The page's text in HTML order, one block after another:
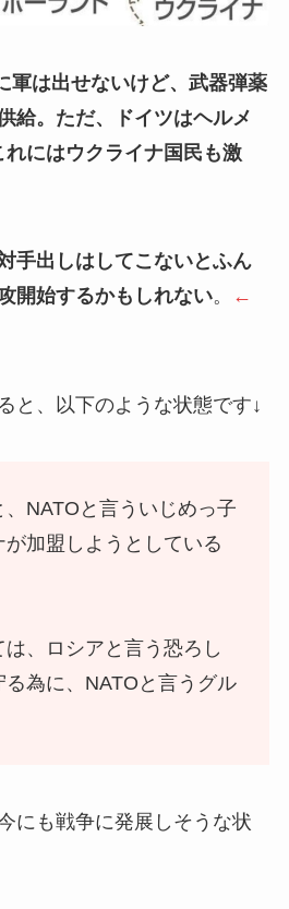
は出せないけど、武器弾薬
給。ただ、ドイツはヘルメ
れにはウクライナ国民も激
手出しはしてこないとふん
開始するかもしれない。
←
と、以下のような状態です↓
、NATOと言ういじめっ子
加盟しようとしている
、ロシアと言う恐ろし
為に、NATOと言うグル
にも戦争に発展しそうな状